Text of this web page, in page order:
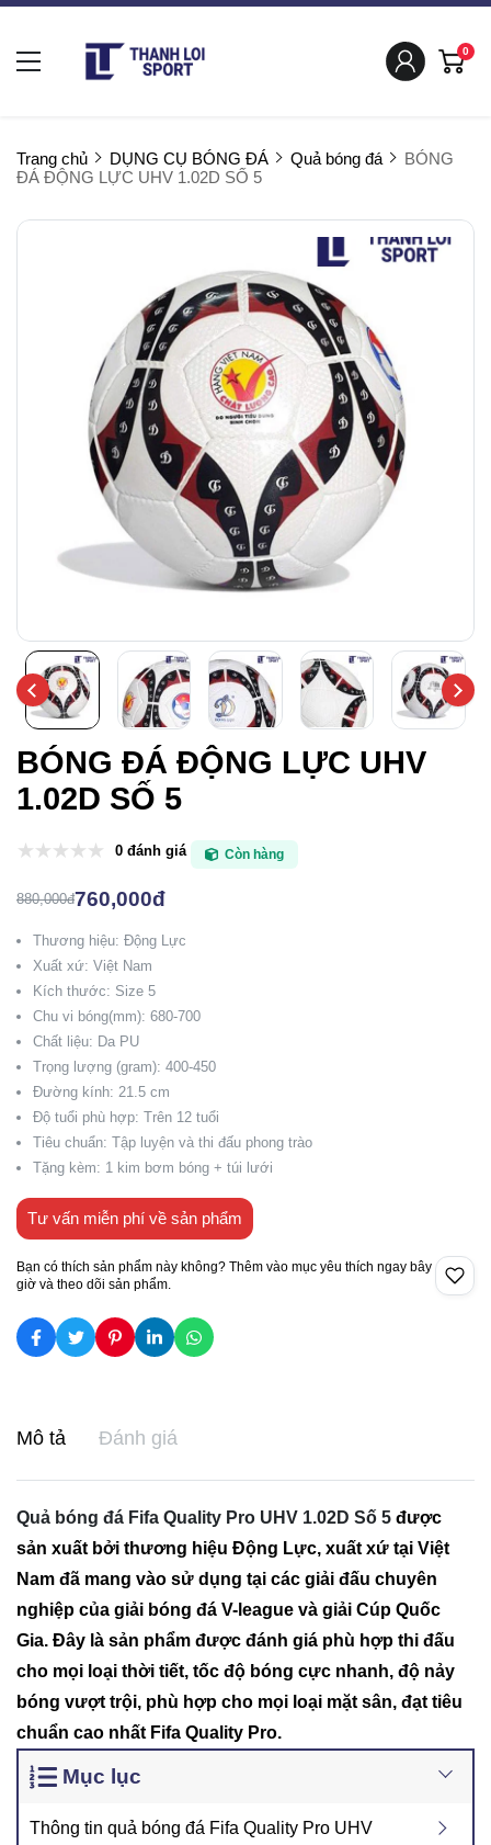
0
Trang chủ DỤNG CỤ BÓNG ĐÁ Quả bóng đá
BÓNG
ĐÁ ĐỘNG LỰC UHV 1.02D SỐ 5
BÓNG ĐÁ ĐỘNG LỰC UHV
1.02D SỐ 5
0 đánh giá Còn hàng
880,000đ760,000đ
Thương hiệu: Động Lực
Xuất xứ: Việt Nam
Kích thước: Size 5
Chu vi bóng(mm): 680-700
Chất liệu: Da PU
Trọng lượng (gram): 400-450
Đường kính: 21.5 cm
Độ tuổi phù hợp: Trên 12 tuổi
Tiêu chuẩn: Tập luyện và thi đấu phong trào
Tặng kèm: 1 kim bơm bóng + túi lưới
Tư vấn miễn phí về sản phẩm
Bạn có thích sản phẩm này không? Thêm vào mục yêu thích ngay bây
giờ và theo dõi sản phẩm.
Mô tả Đánh giá
Quả bóng đá Fifa Quality Pro UHV 1.02D Số 5 được
sản xuất bởi thương hiệu Động Lực, xuất xứ tại Việt
Nam đã mang vào sử dụng tại các giải đấu chuyên
nghiệp của giải bóng đá V-league và giải Cúp Quốc
Gia. Đây là sản phẩm được đánh giá phù hợp thi đấu
cho mọi loại thời tiết, tốc độ bóng cực nhanh, độ nảy
bóng vượt trội, phù hợp cho mọi loại mặt sân, đạt tiêu
chuẩn cao nhất Fifa Quality Pro.
Mục lục
Thông tin quả bóng đá Fifa Quality Pro UHV